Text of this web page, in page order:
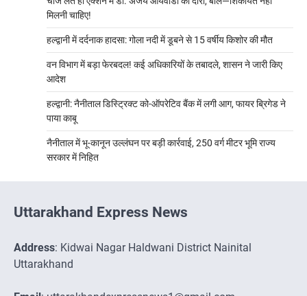
मिलनी चाहिए!
हल्द्वानी में दर्दनाक हादसा: गोला नदी में डूबने से 15 वर्षीय किशोर की मौत
वन विभाग में बड़ा फेरबदल! कई अधिकारियों के तबादले, शासन ने जारी किए
आदेश
हल्द्वानी: नैनीताल डिस्ट्रिक्ट को-ऑपरेटिव बैंक में लगी आग, फायर ब्रिगेड ने
पाया काबू
नैनीताल में भू-कानून उल्लंघन पर बड़ी कार्रवाई, 250 वर्ग मीटर भूमि राज्य
सरकार में निहित
Uttarakhand Express News
Address: Kidwai Nagar Haldwani District Nainital
Uttarakhand